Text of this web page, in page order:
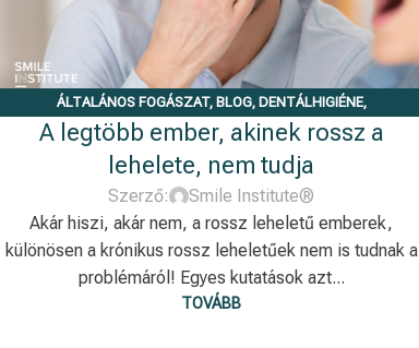
ÁLTALÁNOS FOGÁSZAT, BLOG, DENTÁLHIGIÉNE,
IMMUNRENDSZER
A legtöbb ember, akinek rossz a
lehelete, nem tudja
Szerző:
Smile Institute®
Akár hiszi, akár nem, a rossz leheletű emberek,
különösen a krónikus rossz leheletűek nem is tudnak a
problémáról! Egyes kutatások azt...
TOVÁBB